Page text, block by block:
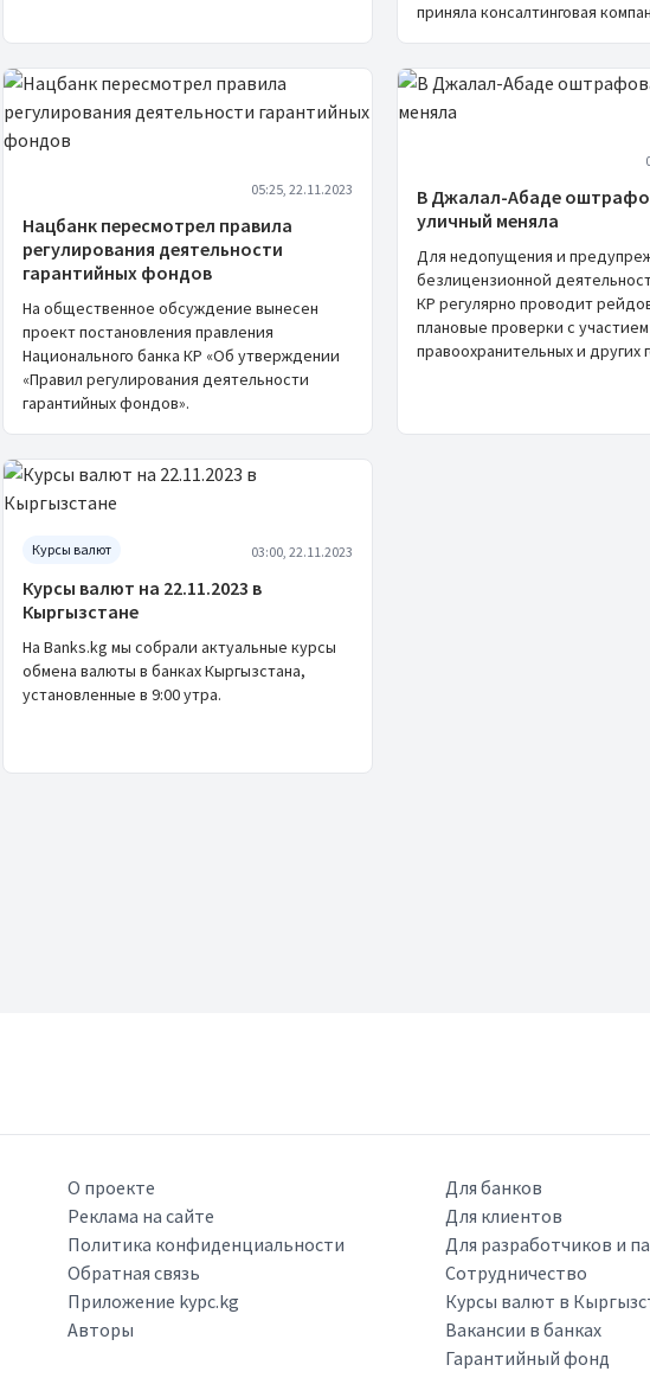
приняла консалтинговая
05:25, 22.11.2023
Нацбанк пересмотрел правила
регулирования деятельности
гарантийных фондов
На общественное обсуждение вынесен
проект постановления правления
Национального банка КР «Об утверждении
«Правил регулирования деятельности
гарантийных фондов».
В Джалал-Абаде
уличный меняла
Для недопущения и
безлицензионной
КР регулярно проводит
плановые проверки с участием
правоохранительных и других
Курсы валют 03:00, 22.11.2023
Курсы валют на 22.11.2023 в
Кыргызстане
На Banks.kg мы собрали актуальные курсы
обмена валюты в банках Кыргызстана,
установленные в 9:00 утра.
О проекте
Реклама на сайте
Политика конфиденциальности
Обратная связь
Приложение kypc.kg
Авторы
Для банков
Для клиентов
Для разработчиков и
Сотрудничество
Курсы валют в
Вакансии в банках
Гарантийный фонд